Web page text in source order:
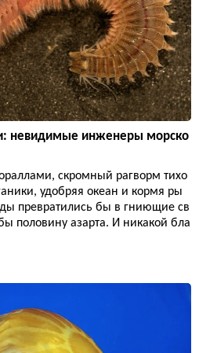
невидимые инженеры морско
скромный рагворм тихо
удобряя океан и кормя ры
превратились бы в гниющие св
половину азарта. И никакой бла